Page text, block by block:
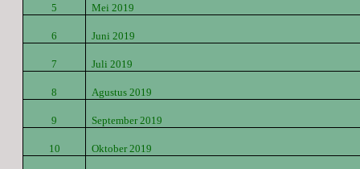
5 Mei 2019
6 Juni 2019
7 Juli 2019
8 Agustus 2019
9 September 2019
10 Oktober 2019